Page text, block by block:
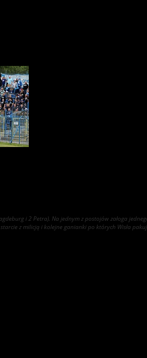
i 2 Petra). Na jednym z postojów załoga
z milicją i kolejne ganianki po których Wisła